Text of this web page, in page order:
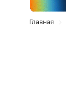
Главная